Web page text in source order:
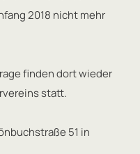
2018 nicht mehr
finden dort wieder
statt.
51 in